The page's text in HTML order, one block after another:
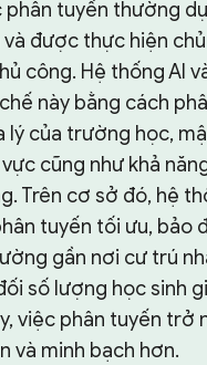
phân tuyến thường
và được thực hiện
công. Hệ thống AI
này bằng cách
lý của trường học,
cũng như khả
Trên cơ sở đó, hệ
tuyến tối ưu, bảo
gần nơi cư trú
số lượng học sinh
việc phân tuyến trở
và minh bạch hơn.